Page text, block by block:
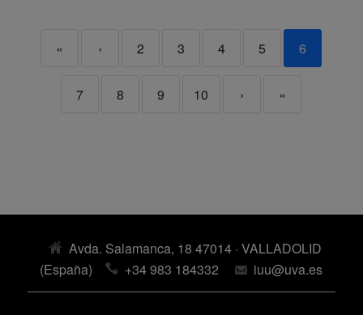
« ‹ 2 3 4 5 6
7 8 9 10 › »
Avda. Salamanca, 18 47014 · VALLADOLID
(España)
+34 983 184332 iuu@uva.es